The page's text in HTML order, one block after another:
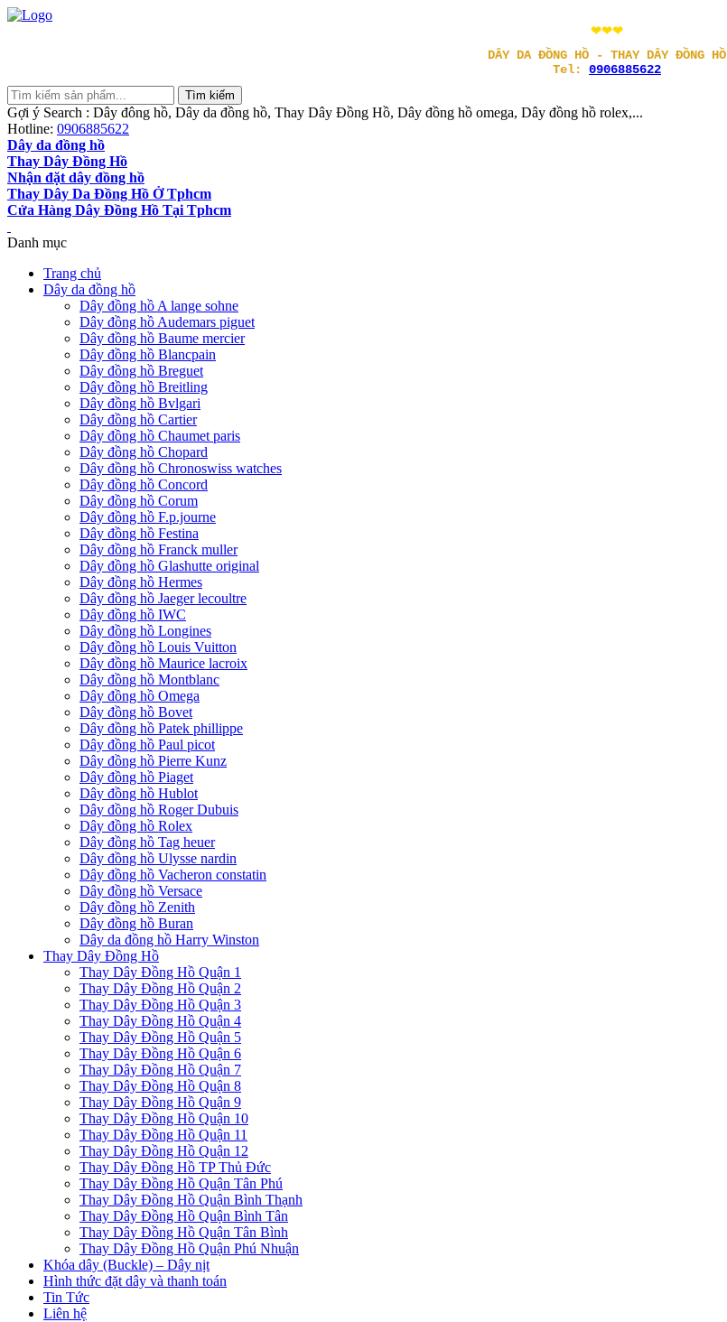
❤❤❤
DÂY DA ĐỒNG HỒ - THAY DÂY ĐỒNG HỒ
Tel: 0906885622
Gợi ý Search : Dây đông hồ, Dây da đồng hồ, Thay Dây Đồng Hồ, Dây đồng hồ omega, Dây đồng hồ rolex,...
Hotline: 0906885622
Dây da đồng hồ
Thay Dây Đồng Hồ
Nhận đặt dây đồng hồ
Thay Dây Da Đồng Hồ Ở Tphcm
Cửa Hàng Dây Đồng Hồ Tại Tphcm
Danh mục
Trang chủ
Dây da đồng hồ
Dây đồng hồ A lange sohne
Dây đồng hồ Audemars piguet
Dây đồng hồ Baume mercier
Dây đồng hồ Blancpain
Dây đồng hồ Breguet
Dây đồng hồ Breitling
Dây đồng hồ Bvlgari
Dây đồng hồ Cartier
Dây đồng hồ Chaumet paris
Dây đồng hồ Chopard
Dây đồng hồ Chronoswiss watches
Dây đồng hồ Concord
Dây đồng hồ Corum
Dây đồng hồ F.p.journe
Dây đồng hồ Festina
Dây đồng hồ Franck muller
Dây đồng hồ Glashutte original
Dây đồng hồ Hermes
Dây đồng hồ Jaeger lecoultre
Dây đồng hồ IWC
Dây đồng hồ Longines
Dây đồng hồ Louis Vuitton
Dây đồng hồ Maurice lacroix
Dây đồng hồ Montblanc
Dây đồng hồ Omega
Dây đồng hồ Bovet
Dây đồng hồ Patek phillippe
Dây đồng hồ Paul picot
Dây đồng hồ Pierre Kunz
Dây đồng hồ Piaget
Dây đồng hồ Hublot
Dây đồng hồ Roger Dubuis
Dây đồng hồ Rolex
Dây đồng hồ Tag heuer
Dây đồng hồ Ulysse nardin
Dây đồng hồ Vacheron constatin
Dây đồng hồ Versace
Dây đồng hồ Zenith
Dây đồng hồ Buran
Dây da đồng hồ Harry Winston
Thay Dây Đồng Hồ
Thay Dây Đồng Hồ Quận 1
Thay Dây Đồng Hồ Quận 2
Thay Dây Đồng Hồ Quận 3
Thay Dây Đồng Hồ Quận 4
Thay Dây Đồng Hồ Quận 5
Thay Dây Đồng Hồ Quận 6
Thay Dây Đồng Hồ Quận 7
Thay Dây Đồng Hồ Quận 8
Thay Dây Đồng Hồ Quận 9
Thay Dây Đồng Hồ Quận 10
Thay Dây Đồng Hồ Quận 11
Thay Dây Đồng Hồ Quận 12
Thay Dây Đồng Hồ TP Thủ Đức
Thay Dây Đồng Hồ Quận Tân Phú
Thay Dây Đồng Hồ Quận Bình Thạnh
Thay Dây Đồng Hồ Quận Bình Tân
Thay Dây Đồng Hồ Quận Tân Bình
Thay Dây Đồng Hồ Quận Phú Nhuận
Khóa dây (Buckle) – Dây nịt
Hình thức đặt dây và thanh toán
Tin Tức
Liên hệ